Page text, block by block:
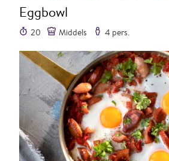
Eggbowl
20 Middels 4 pers.